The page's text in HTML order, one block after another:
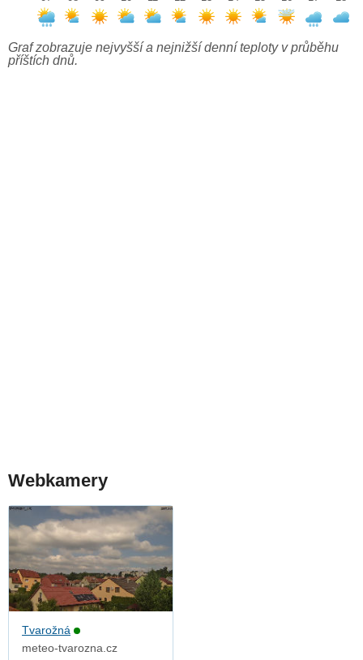
Graf zobrazuje nejvyšší a nejnižší denní teploty v průběhu
příštích dnů.
Webkamery
Tvarožná
meteo-tvarozna.cz